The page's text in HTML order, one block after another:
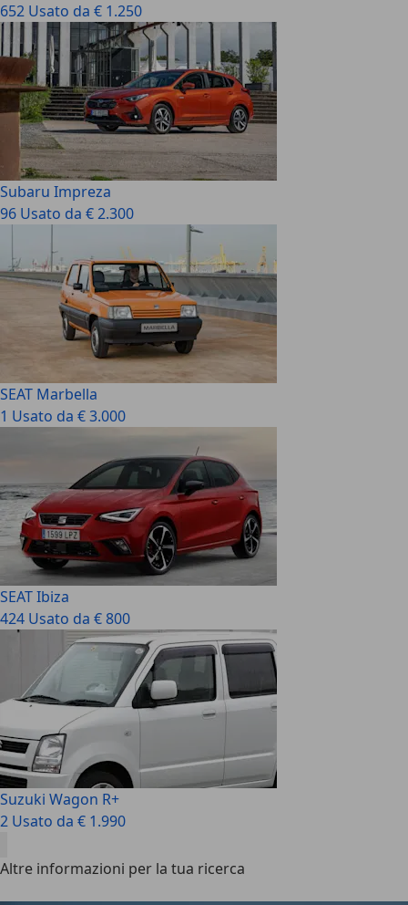
652 Usato da € 1.250
Subaru Impreza
96 Usato da € 2.300
SEAT Marbella
1 Usato da € 3.000
SEAT Ibiza
424 Usato da € 800
Suzuki Wagon R+
2 Usato da € 1.990
Altre informazioni per la tua ricerca